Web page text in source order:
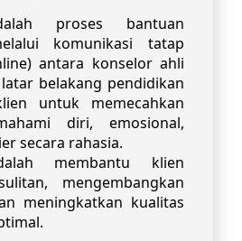
proses bantuan
komunikasi tatap
antara konselor ahli
belakang pendidikan
untuk memecahkan
diri, emosional,
secara rahasia.
membantu klien
mengembangkan
meningkatkan kualitas